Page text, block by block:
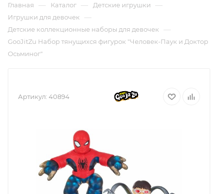
Главная — Каталог — Детские игрушки —
Игрушки для девочек —
Детские коллекционные наборы для девочек —
GooJitZu Набор тянущихся фигурок "Человек-Паук и Доктор
Осьминог"
Артикул: 40894